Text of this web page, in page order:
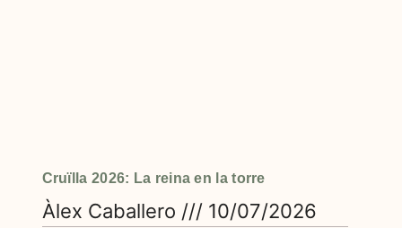
Cruïlla 2026: La reina en la torre
Àlex Caballero 10/07/2026